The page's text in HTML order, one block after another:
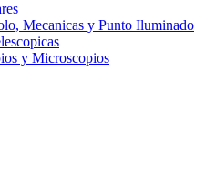
Mecanicas y Punto Iluminado
y Microscopios